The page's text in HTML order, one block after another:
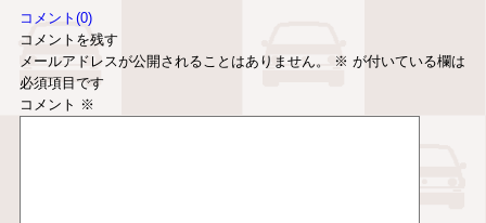
コメント(0)
コメントを残す
メールアドレスが公開されることはありません。
※ が付いている欄は
必須項目です
コメント ※